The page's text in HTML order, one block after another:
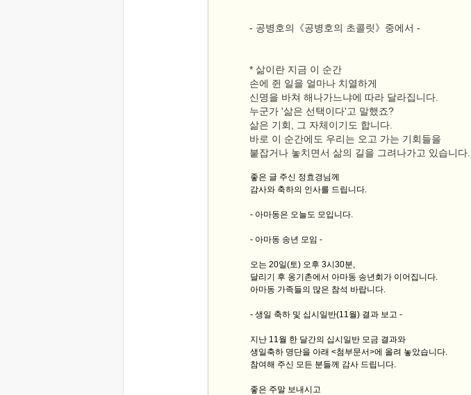
- 공병호의《공병호의 초콜릿》중에서 -
* 삶이란 지금 이 순간
손에 쥔 일을 얼마나 치열하게
신명을 바쳐 해나가느냐에 따라 달라집니다.
누군가 '삶은 선택이다'고 말했죠?
삶은 기회, 그 자체이기도 합니다.
바로 이 순간에도 우리는 오고 가는 기회들을
붙잡거나 놓치면서 삶의 길을 그려나가고 있습니다.
좋은 글 주신 정효경님께
감사와 축하의 인사를 드립니다.
- 아마동은 오늘도 모입니다.
- 아마동 송년 모임 -
오는 20일(토) 오후 3시30분,
달리기 후 옹기촌에서 아마동 송년회가 이어집니다.
아마동 가족들의 많은 참석 바랍니다.
- 생일 축하 및 십시일반(11월) 결과 보고 -
지난 11월 한 달간의 십시일반 모금 결과와
생일축하 명단을 아래 <첨부문서>에 올려 놓았습니다.
참여해 주신 모든 분들께 감사 드립니다.
좋은 주말 보내시고